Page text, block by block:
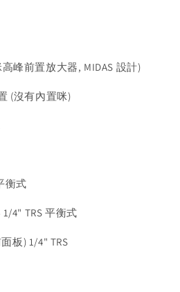
峰前置放大器, MIDAS 設計)
(沒有內置咪)
衡式
4" TRS 平衡式
板) 1/4" TRS